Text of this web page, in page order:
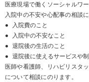
医療現場で働くソーシャルワ
入院中の不安や心配事の相談に
●
入院費のこと
●
入院中の不安なこと
● 退院後の生活のこと
● 退院後に使えるサービスや
医師や看護師、リハビリスタ
について相談にのります。